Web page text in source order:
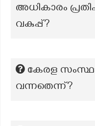
അധികാരം
വകുപ്പ്?
കേരള
വന്നതെന്ന്?